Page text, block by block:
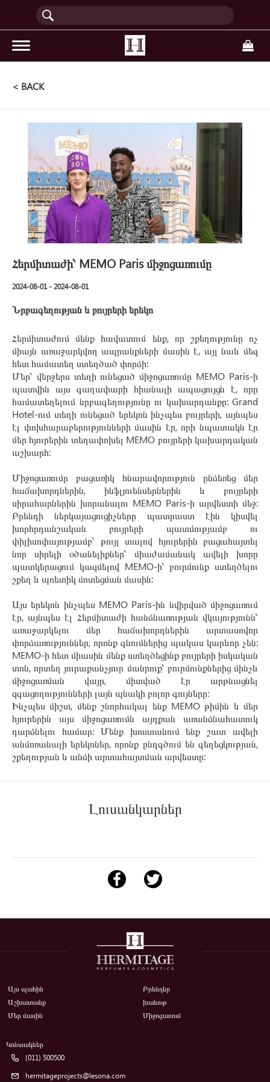
< BACK
Հերմիտաժի՝ MEMO Paris միջոցառումը
2024-08-01 - 2024-08-01
Նրբագեղության և բույրերի երեկո
Հերմիտաժում մենք հավատում ենք, որ շքեղությունը ոչ
միայն առաջարկվող ապրանքների մասին է, այլ նաև մեզ
հետ համատեղ ստեղծած փորձի:
Մեր՝ վերջերս տեղի ունեցած միջոցառումը MEMO Paris-ի
պատվին այս գաղափարի հիանալի ապացույցն է, որը
համատեղելում նրբագեղությունը ու կախարդանքը: Grand
Hotel-ում տեղի ունեցած երեկոն ինչպես բույրերի, այնպես
էլ փոխհարաբերությունների մասին էր, որի նպատակն էր
մեր հյուրերին տեղափոխել MEMO բույրերի կախարդական
աշխարհ:
Միջոցառումը բացառիկ հնարավորություն ընձեռեց մեր
հաճախորդներին, ինֆլյուենսերներին և բույրերի
սիրահարներին խորանալու MEMO Paris-ի արվեստի մեջ:
Բրենդի ներկայացուցիչները պատրաստ էին կիսվել
խորհրդանշական բույրերի պատմությամբ ու
փիլիսոփայությամբ՝ թույլ տալով հյուրերին բացահայտել
նոր սիրելի օծանելիքներ՝ միաժամանակ ավելի խորը
պատկերացում կազմելով MEMO-ի՝ բուրմունք ստեղծելու
շքեղ և պոետիկ մոտեցման մասին:
Այս երեկոն ինչպես MEMO Paris-ին նվիրված միջոցառում
էր, այնպես էլ Հերմիտաժի հանձնառության վկայությունն՝
առաջարկելու մեր հաճախորդներին արտասովոր
փորձառություններ, որոնք գնումներից պակաս կարևոր չեն:
MEMO-ի հետ միասին մենք ստեղծեցինք բույրերի իսկական
տոն, որտեղ յուրաքանչյուր մանրուք՝ բուրմունքներից մինչև
միջոցառման վայր, միտված էր արթնացնել
զգացողությունների լայն պնակի բոլոր գույները։
Ինչպես միշտ, մենք շնորհակալ ենք MEMO թիմին և մեր
հյուրերին այս միջոցառումն այդքան առանձնահատուկ
դարձնելու համար: Մենք խոստանում ենք շատ ավելի
անմոռանալի երեկոներ, որոնք ընդգծում են գեղեցկության,
շքեղության և անձի արտահայտման արվեստը:
Լուսանկարներ
Այս պահին
Աշխատանք
Մեր մասին
Բրենդեր
խանութ
Միջոցառում
Կոնտակներ
(011) 500500
hermitageprojects@lesona.com